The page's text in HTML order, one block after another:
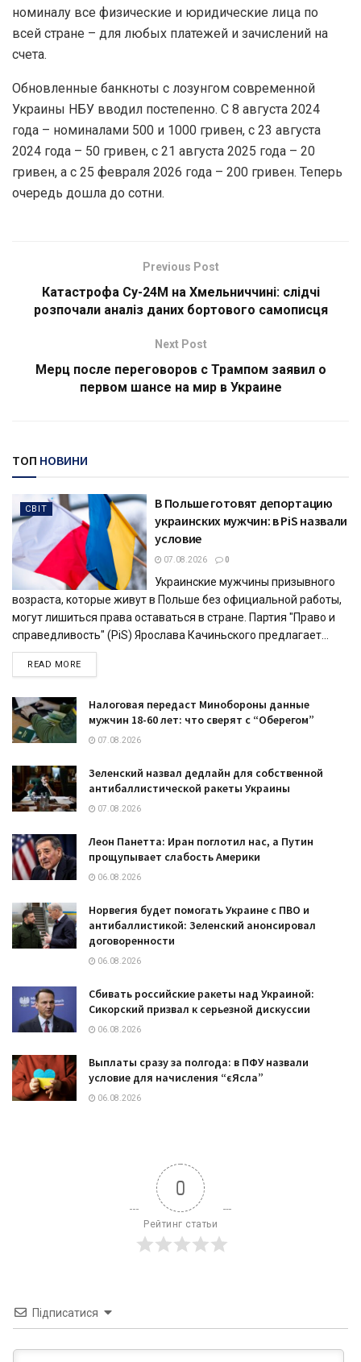
номиналу все физические и юридические лица по
всей стране – для любых платежей и зачислений на
счета.
Обновленные банкноты с лозунгом современной
Украины НБУ вводил постепенно. С 8 августа 2024
года – номиналами 500 и 1000 гривен, с 23 августа
2024 года – 50 гривен, с 21 августа 2025 года – 20
гривен, а с 25 февраля 2026 года – 200 гривен. Теперь
очередь дошла до сотни.
Previous Post
Катастрофа Су-24М на Хмельниччині: слідчі
розпочали аналіз даних бортового самописця
Next Post
Мерц после переговоров с Трампом заявил о
первом шансе на мир в Украине
ТОП НОВИНИ
СВІТ
В Польше готовят депортацию
украинских мужчин: в PiS назвали
условие
07.08.2026 0
Украинские мужчины призывного
возраста, которые живут в Польше без официальной работы,
могут лишиться права оставаться в стране. Партия "Право и
справедливость" (PiS) Ярослава Качиньского предлагает...
READ MOREDETAILS
Налоговая передаст Минобороны данные
мужчин 18-60 лет: что сверят с “Оберегом”
07.08.2026
Зеленский назвал дедлайн для собственной
антибаллистической ракеты Украины
07.08.2026
Леон Панетта: Иран поглотил нас, а Путин
прощупывает слабость Америки
06.08.2026
Норвегия будет помогать Украине с ПВО и
антибаллистикой: Зеленский анонсировал
договоренности
06.08.2026
Сбивать российские ракеты над Украиной:
Сикорский призвал к серьезной дискуссии
06.08.2026
Выплаты сразу за полгода: в ПФУ назвали
условие для начисления “єЯсла”
06.08.2026
0
Рейтинг статьи
Підписатися